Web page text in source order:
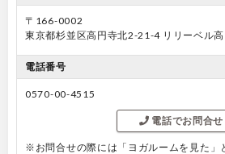
〒166-0002
東京都杉並区高円寺北2-21-4 リリーベル
電話番号
0570-00-4515
電話でお問合せ
※お問合せの際には「ヨガルームを見た」